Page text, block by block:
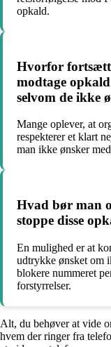
opkald.
Hvorfor
modtage
selvom de ikke
Mange oplever, at
respekterer et klart
man ikke ønsker
Hvad bør man
stoppe disse
En mulighed er at
udtrykke ønsket om
blokere nummeret
forstyrrelser.
Alt, du behøver at vide
hvem der ringer fra